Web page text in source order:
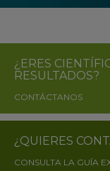
¿ERES
RESULTADOS?
CONTÁCTANOS
¿QUIERES
CONSULTA LA GUÍA